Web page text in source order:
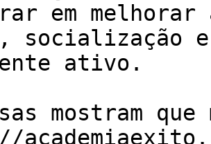
em
socialização
ativo.